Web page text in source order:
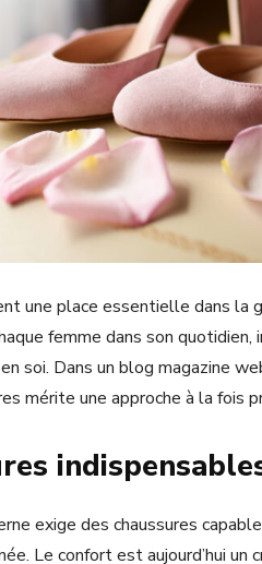
une place essentielle dans la
femme dans son
soi. Dans un blog magazine
mérite une approche à la fois
exige des chaussures
Le confort est aujourd’hui un